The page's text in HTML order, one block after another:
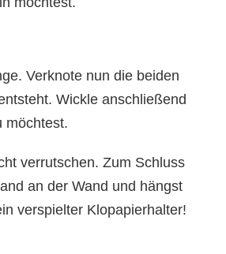
Verknote nun die beiden
Wickle anschließend
möchtest.
verrutschen. Zum Schluss
an der Wand und hängst
verspielter Klopapierhalter!